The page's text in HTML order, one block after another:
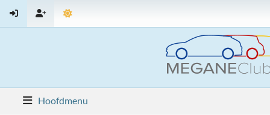
Hoofdmenu